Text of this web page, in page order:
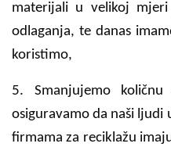
materijali u velikoj
odlaganja, te danas
koristimo,
5. Smanjujemo
osiguravamo da naši ljudi
firmama za reciklažu